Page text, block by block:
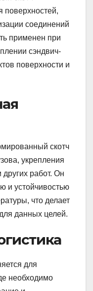
поверхностей,
соединений
применен при
сэндвич-
поверхности и
скотч
укрепления
работ. Он
и устойчивостью
что делает
данных целей.
для
необходимо